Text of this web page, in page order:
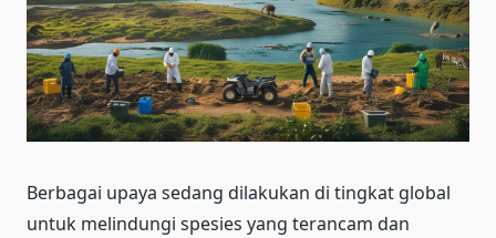
Berbagai upaya sedang dilakukan di tingkat global
untuk melindungi spesies yang terancam dan